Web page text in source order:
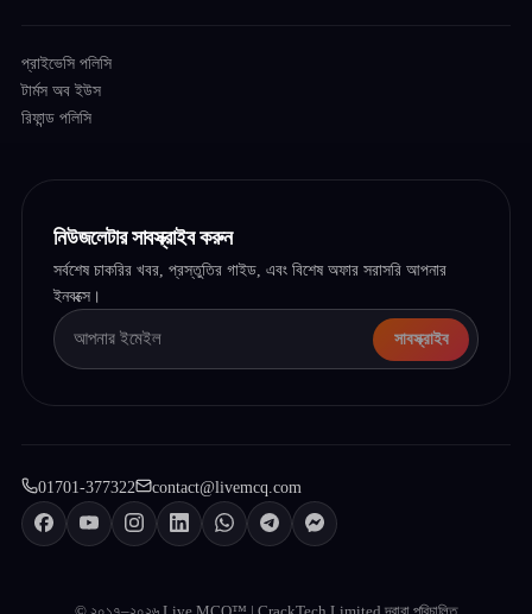
প্রাইভেসি পলিসি
টার্মস অব ইউস
রিফান্ড পলিসি
নিউজলেটার সাবস্ক্রাইব করুন
সর্বশেষ চাকরির খবর, প্রস্তুতির গাইড, এবং বিশেষ অফার সরাসরি আপনার
ইনবক্সে।
সাবস্ক্রাইব
01701-377322 contact@livemcq.com